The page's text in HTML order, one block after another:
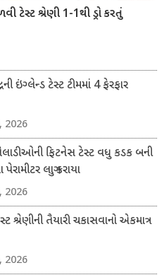
ટેસ્ટ શ્રેણી 1-1થી ડ્રો કરતું
ઇંગ્લેન્ડ ટેસ્ટ ટીમમાં 4 ફેરફાર
2026
ફિટનેસ ટેસ્ટ વધુ કડક બની
લાગુ કરાયા
2026
શ્રેણીની તૈયારી ચકાસવાનો એકમાત્ર
2026